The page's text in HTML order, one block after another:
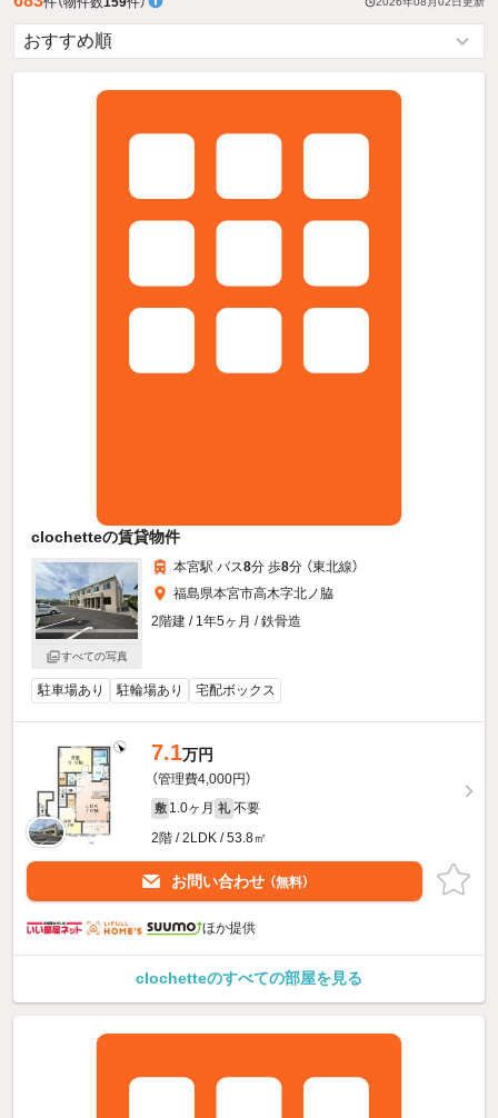
clochetteの賃貸物件
すべての写真
本宮駅 バス8分 歩8分 （東北線）
福島県本宮市高木字北ノ脇
2階建 / 1年5ヶ月 / 鉄骨造
駐車場あり 駐輪場あり 宅配ボックス
7.1万円
（管理費4,000円）
敷 1.0ヶ月 礼 不要
2階 / 2LDK / 53.8㎡
お問い合わせ （無料）
ほか提供
clochetteのすべての部屋を見る